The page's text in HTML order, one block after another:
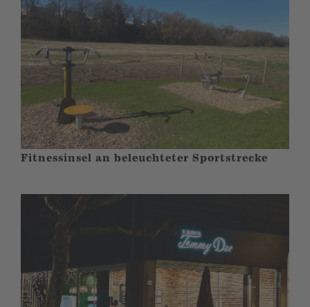
Fitnessinsel an beleuchteter Sportstrecke